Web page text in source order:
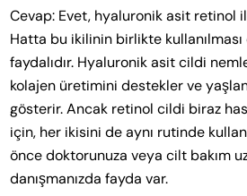
Cevap: Evet, hyaluronik asit retinol
Hatta bu ikilinin birlikte
faydalıdır. Hyaluronik asit cildi
kolajen üretimini destekler ve
gösterir. Ancak retinol cildi biraz
için, her ikisini de aynı rutinde
önce doktorunuza veya cilt bakım
danışmanızda fayda var.